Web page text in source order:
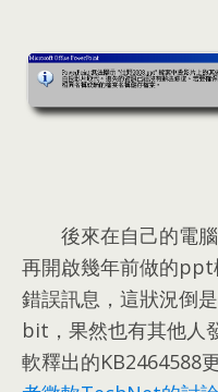
後來在自己的電
再開啟幾年前做的ppt
錯誤訊息 ， 這狀況倒
bit， 果然也有其他人
軟釋出的KB2464588